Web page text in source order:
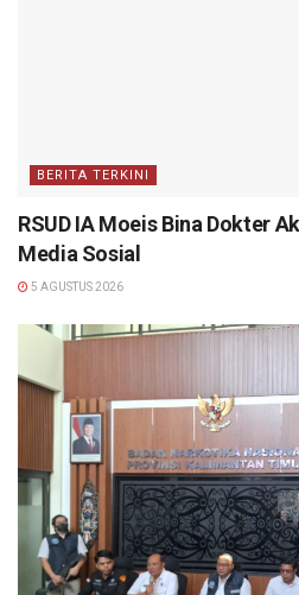
BERITA TERKINI
RSUD IA Moeis Bina Dokter
Media Sosial
5 AGUSTUS 2026